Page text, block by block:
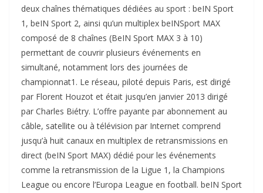
deux chaînes thématiques dédiées au sport : beIN Sport
1, beIN Sport 2, ainsi qu’un multiplex beINSport MAX
composé de 8 chaînes (BeIN Sport MAX 3 à 10)
permettant de couvrir plusieurs événements en
simultané, notamment lors des journées de
championnat1. Le réseau, piloté depuis Paris, est dirigé
par Florent Houzot et était jusqu’en janvier 2013 dirigé
par Charles Biétry. L’offre payante par abonnement au
câble, satellite ou à télévision par Internet comprend
jusqu’à huit canaux en multiplex de retransmissions en
direct (beIN Sport MAX) dédié pour les événements
comme la retransmission de la Ligue 1 , la Champions
League ou encore l’Europa League en football. beIN Sport